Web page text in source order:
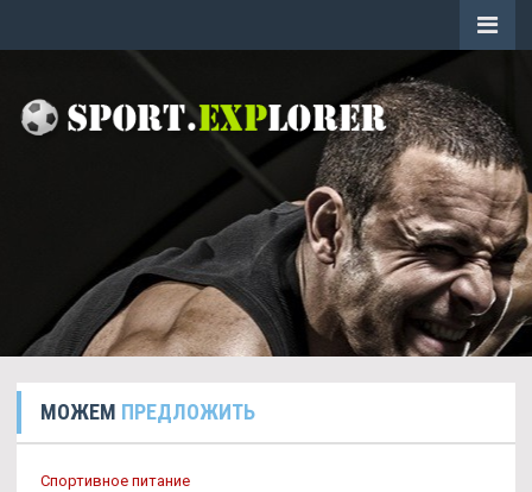
МОЖЕМ ПРЕДЛОЖИТЬ
Спортивное питание